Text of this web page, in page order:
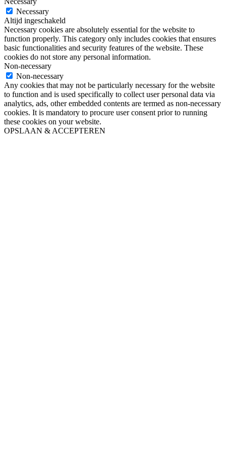
Necessary
Altijd ingeschakeld
Necessary cookies are absolutely essential for the website to
function properly. This category only includes cookies that ensures
basic functionalities and security features of the website. These
cookies do not store any personal information.
Non-necessary
Non-necessary
Any cookies that may not be particularly necessary for the website
to function and is used specifically to collect user personal data via
analytics, ads, other embedded contents are termed as non-necessary
cookies. It is mandatory to procure user consent prior to running
these cookies on your website.
OPSLAAN & ACCEPTEREN